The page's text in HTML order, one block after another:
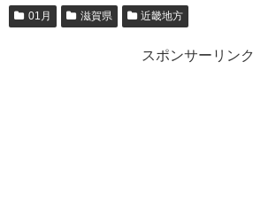
01月 滋賀県 近畿地方
スポンサーリンク